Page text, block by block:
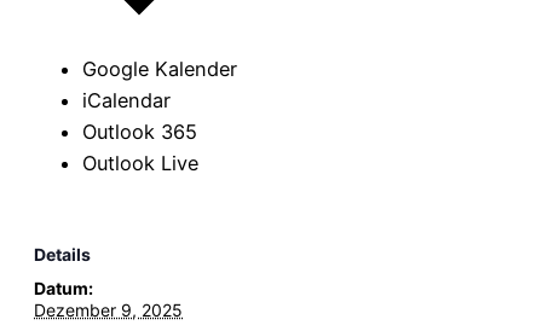
Google Kalender
iCalendar
Outlook 365
Outlook Live
Details
Datum:
Dezember 9, 2025